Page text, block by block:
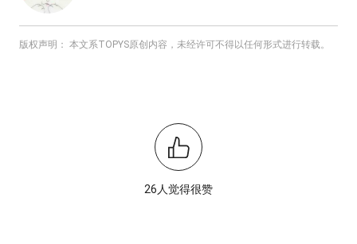
版权声明： 本文系TOPYS原创内容，未经许可不得以任何形式进行转载。
26人觉得很赞